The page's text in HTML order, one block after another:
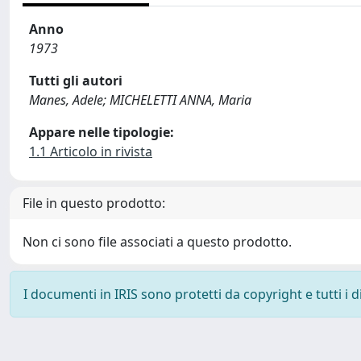
Anno
1973
Tutti gli autori
Manes, Adele; MICHELETTI ANNA, Maria
Appare nelle tipologie:
1.1 Articolo in rivista
File in questo prodotto:
Non ci sono file associati a questo prodotto.
I documenti in IRIS sono protetti da copyright e tutti i